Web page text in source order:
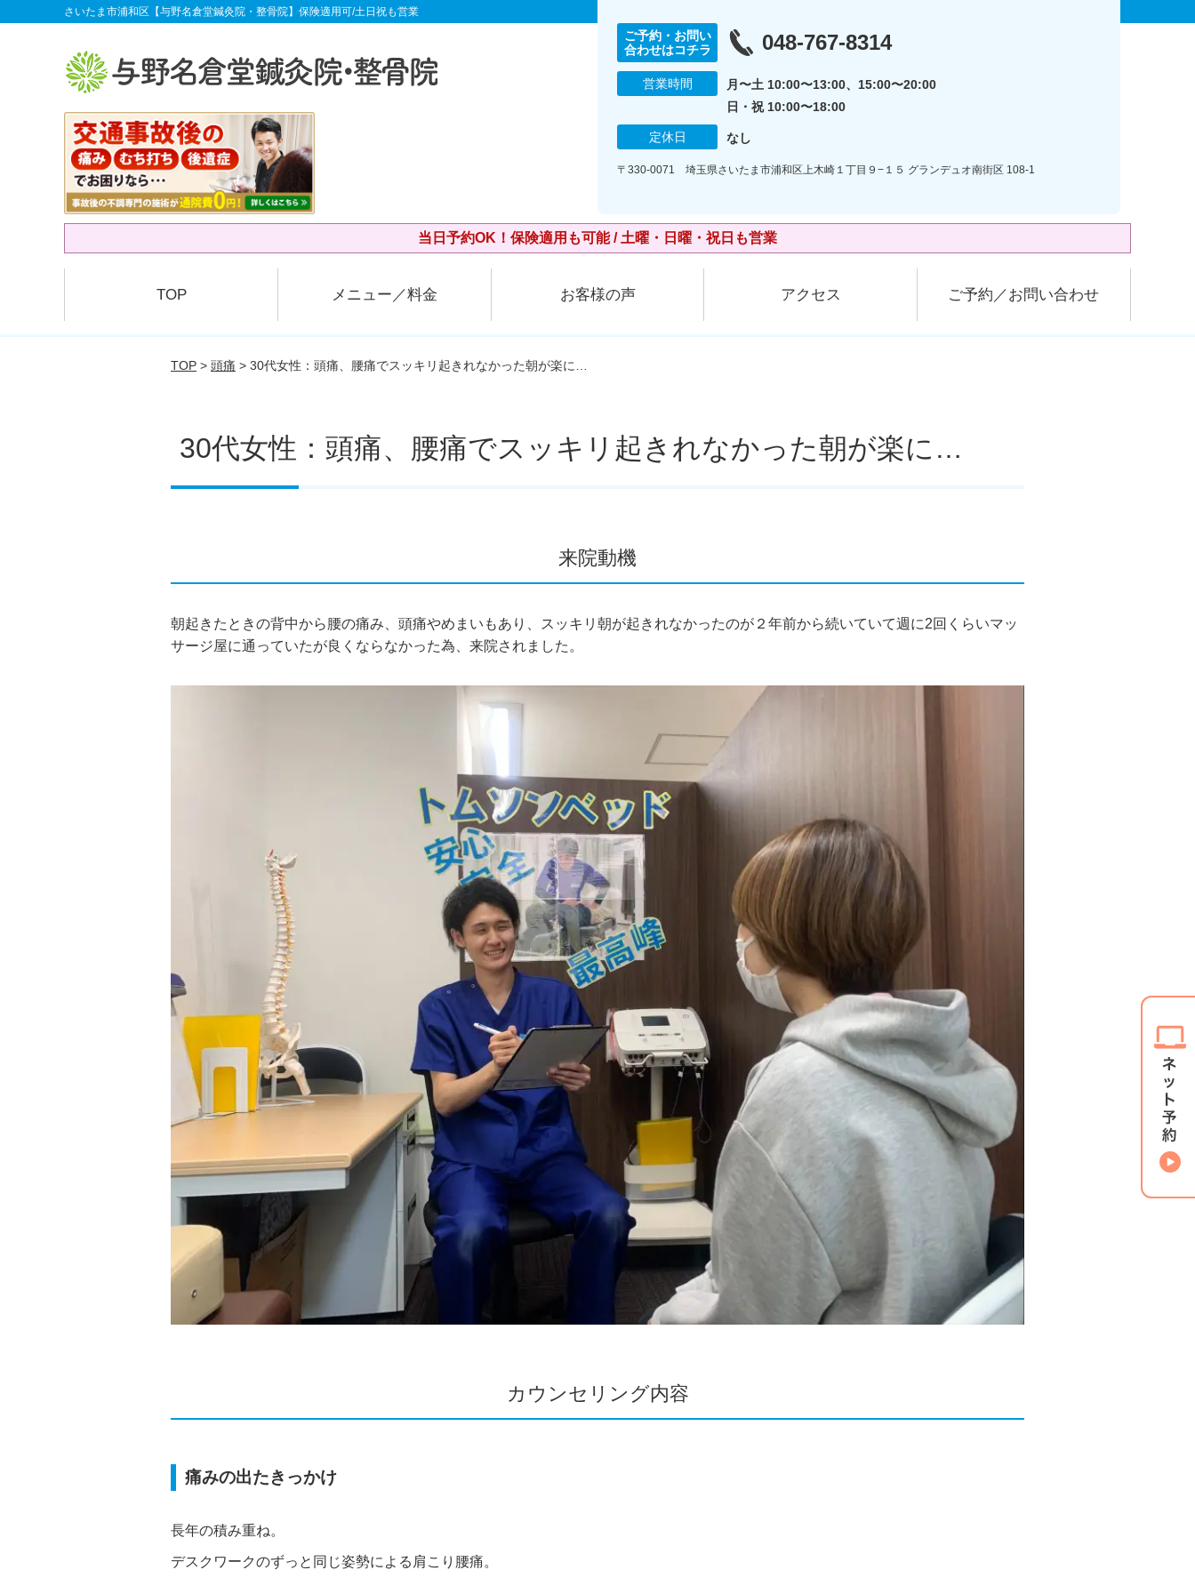
さいたま市浦和区【与野名倉堂鍼灸院・整骨院】保険適用可/土日祝も営業
ご予約・お問い
合わせはコチラ
048-767-8314
営業時間
月〜土 10:00〜13:00、15:00〜20:00
日・祝 10:00〜18:00
定休日 なし
〒330-0071 埼玉県さいたま市浦和区上木崎１丁目９−１５ グランデュオ南街区 108-1
当日予約OK！保険適用も可能 / 土曜・日曜・祝日も営業
TOP メニュー／料金 お客様の声 アクセス ご予約／お問い合わせ
TOP > 頭痛 > 30代女性：頭痛、腰痛でスッキリ起きれなかった朝が楽に…
30代女性：頭痛、腰痛でスッキリ起きれなかった朝が楽に…
来院動機
朝起きたときの背中から腰の痛み、頭痛やめまいもあり、スッキリ朝が起きれなかったのが２年前から続いていて週に2回くらいマッ
サージ屋に通っていたが良くならなかった為、来院されました。
カウンセリング内容
痛みの出たきっかけ
長年の積み重ね。
デスクワークのずっと同じ姿勢による肩こり腰痛。